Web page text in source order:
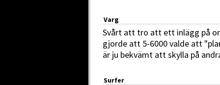
Varg
Svårt att tro att ett inlägg på
gjorde att 5-6000 valde att
är ju bekvämt att skylla på
Surfer